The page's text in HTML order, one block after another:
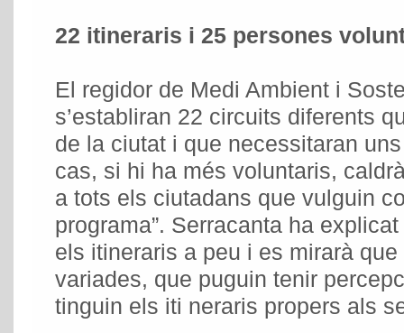
22 itineraris i 25 persones
El regidor de Medi Ambient i
s’establiran 22 circuits diferents
de la ciutat i que necessitaran
cas, si hi ha més voluntaris,
a tots els ciutadans que vulguin
programa”. Serracanta ha
els itineraris a peu i es mirarà
variades, que puguin tenir
tinguin els iti neraris propers als